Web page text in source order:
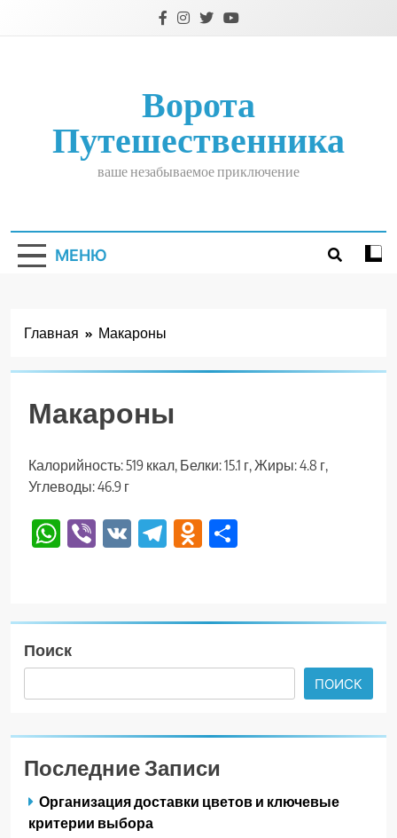
Ворота
Путешественника
ваше незабываемое приключение
МЕНЮ
Главная Макароны
Макароны
Калорийность: 519 ккал, Белки: 15.1 г, Жиры: 4.8 г,
Углеводы: 46.9 г
WhatsApp
Viber
VK TelegramOdnoklassniki
Поиск
ПОИСК
Последние Записи
Организация доставки цветов и ключевые
критерии выбора